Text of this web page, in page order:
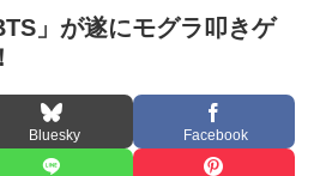
」が遂にモグラ叩きゲ
Bluesky Facebook